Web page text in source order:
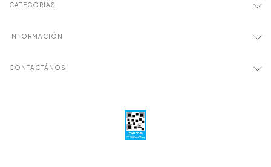
CATEGORÍAS
INFORMACIÓN
CONTACTÁNOS